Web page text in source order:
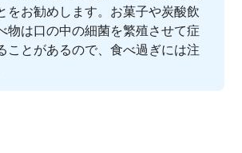
をお勧めします。お菓子や炭酸飲
物は口の中の細菌を繁殖させて症
ことがあるので、食べ過ぎには注